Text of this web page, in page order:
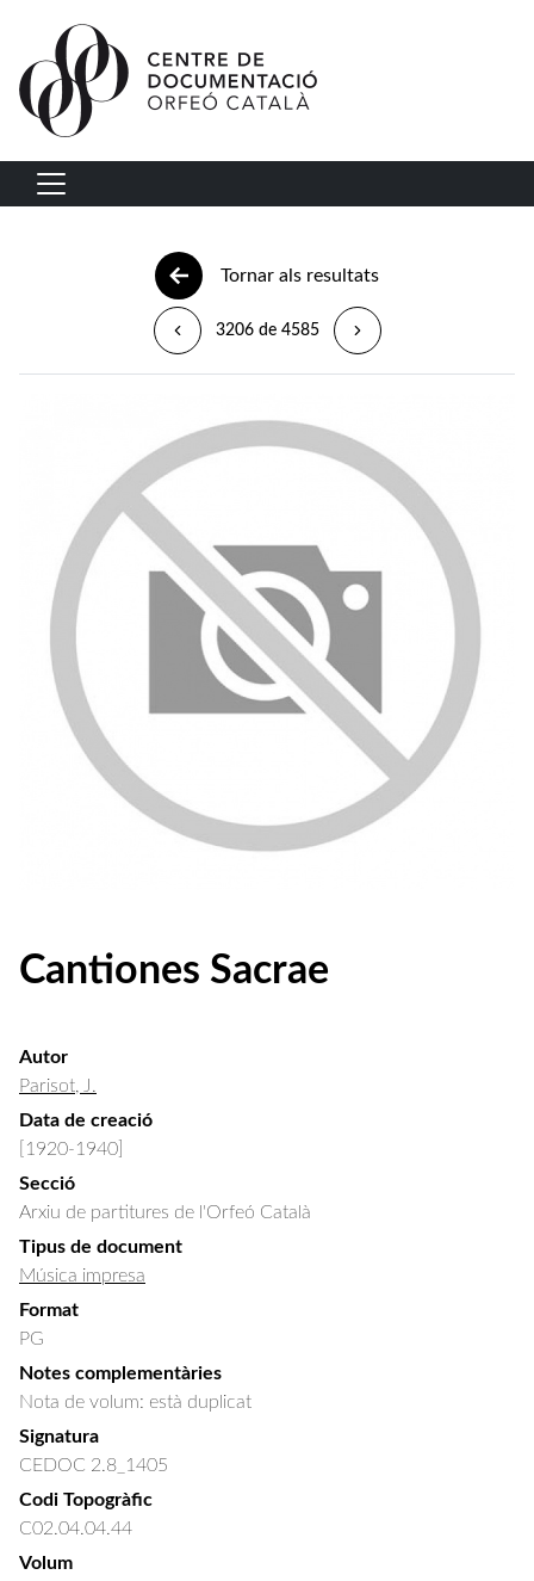
Vés al contingut
Navegació principal
Tornar als resultats
3206 de 4585
Cantiones Sacrae
Autor
Parisot, J.
Data de creació
[1920-1940]
Secció
Arxiu de partitures de l'Orfeó Català
Tipus de document
Música impresa
Format
PG
Notes complementàries
Nota de volum: està duplicat
Signatura
CEDOC 2.8_1405
Codi Topogràfic
C02.04.04.44
Volum